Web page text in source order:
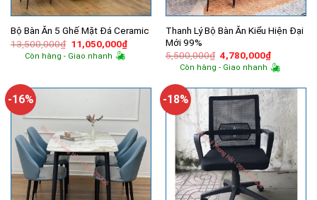
Bộ Bàn Ăn 5 Ghế Mặt Đá Ceramic
13,500,000₫ Giá
gốc
là:
11,050,000₫Giá
hiện
Còn hàng - Giao nhanh
Thanh Lý Bộ Bàn Ăn Kiểu Hiện Đại
Mới 99%
5,500,000₫ Giá
gốc
là:
4,780,000₫Giá
hiện
tại
Còn hàng - Giao nhanh
-16% -18%